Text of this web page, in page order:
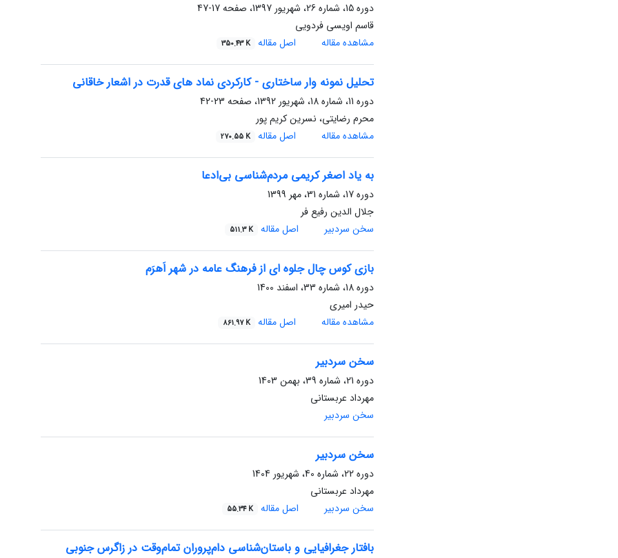
دوره 15، شماره 26، شهریور 1397، صفحه
17-47
قاسم اویسی فردویی
مشاهده مقاله
اصل مقاله 350.43 K
تحلیل نمونه وار ساختاری - کارکردی نماد های قدرت در اشعار خاقانی
دوره 11، شماره 18، شهریور 1392، صفحه
23-42
محرم رضایتی، نسرین کریم پور
مشاهده مقاله
اصل مقاله 270.55 K
به یاد اصغر کریمی مردم‌شناسی بی‌ادعا
دوره 17، شماره 31، مهر 1399
جلال الدین رفیع فر
سخن سردبیر
اصل مقاله 511.3 K
بازی کوس چال جلوه ای از فرهنگ عامه در شهر اَهرَم
دوره 18، شماره 33، اسفند 1400
حیدر امیری
مشاهده مقاله
اصل مقاله 861.97 K
سخن سردبیر
دوره 21، شماره 39، بهمن 1403
مهرداد عربستانی
سخن سردبیر
سخن سردبیر
دوره 22، شماره 40، شهریور 1404
مهرداد عربستانی
سخن سردبیر
اصل مقاله 55.34 K
بافتار جغرافیایی و باستان‌شناسی دام‌پروران تمام‌وقت در زاگرس جنوبی